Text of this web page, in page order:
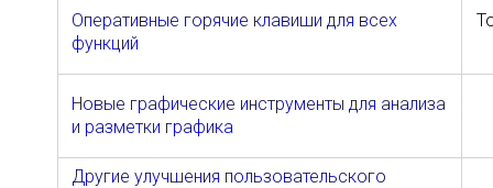
Оперативные горячие клавиши для всех
функций
Новые графические инструменты для анализа
и разметки графика
Другие улучшения пользовательского